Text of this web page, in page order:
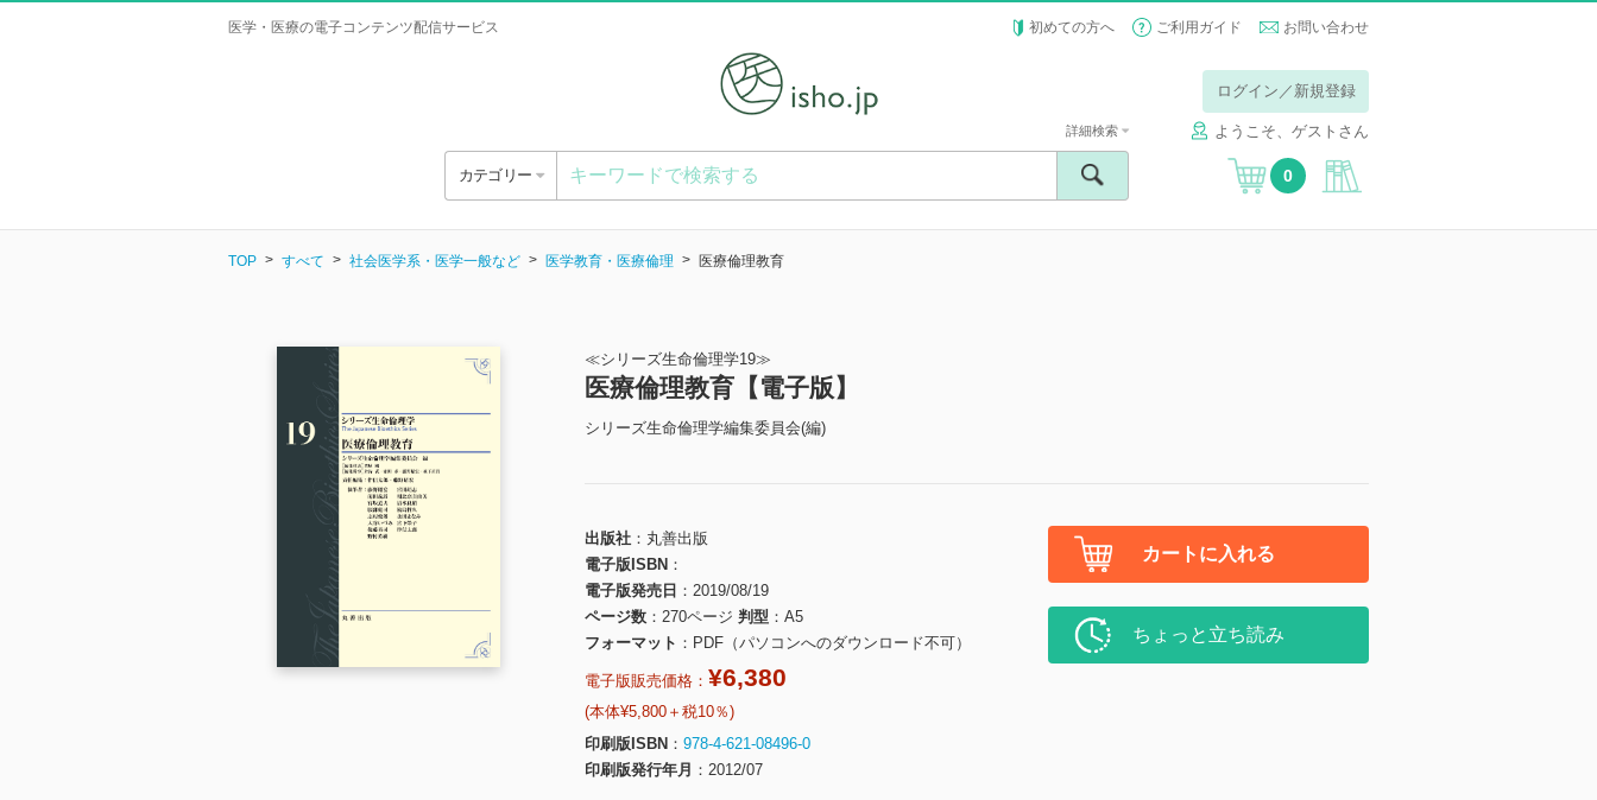
医学・医療の電子コンテンツ配信サービス 初めての方へ ご利用ガイド お問い合わせ
ログイン／新規登録
ようこそ、ゲストさん
カテゴリー
詳細検索
0
TOP すべて 社会医学系・医学一般など 医学教育・医療倫理 医療倫理教育
≪シリーズ生命倫理学19≫
医療倫理教育【電子版】
シリーズ生命倫理学編集委員会(編)
出版社
丸善出版
電子版ISBN
電子版発売日
2019/08/19
ページ数
270ページ 判型
A5
フォーマット
PDF（パソコンへのダウンロード不可）
電子版販売価格： ¥6,380
(本体¥5,800＋税10％)
印刷版ISBN
978-4-621-08496-0
印刷版発行年月
2012/07
カートに入れる
ちょっと立ち読み